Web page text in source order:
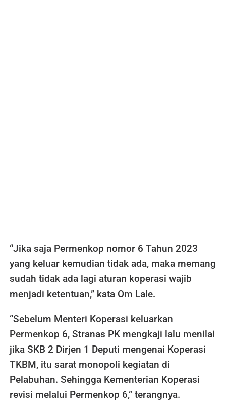
“Jika saja Permenkop nomor 6 Tahun 2023
yang keluar kemudian tidak ada, maka memang
sudah tidak ada lagi aturan koperasi wajib
menjadi ketentuan,” kata Om Lale.
“Sebelum Menteri Koperasi keluarkan
Permenkop 6, Stranas PK mengkaji lalu menilai
jika SKB 2 Dirjen 1 Deputi mengenai Koperasi
TKBM, itu sarat monopoli kegiatan di
Pelabuhan. Sehingga Kementerian Koperasi
revisi melalui Permenkop 6,” terangnya.